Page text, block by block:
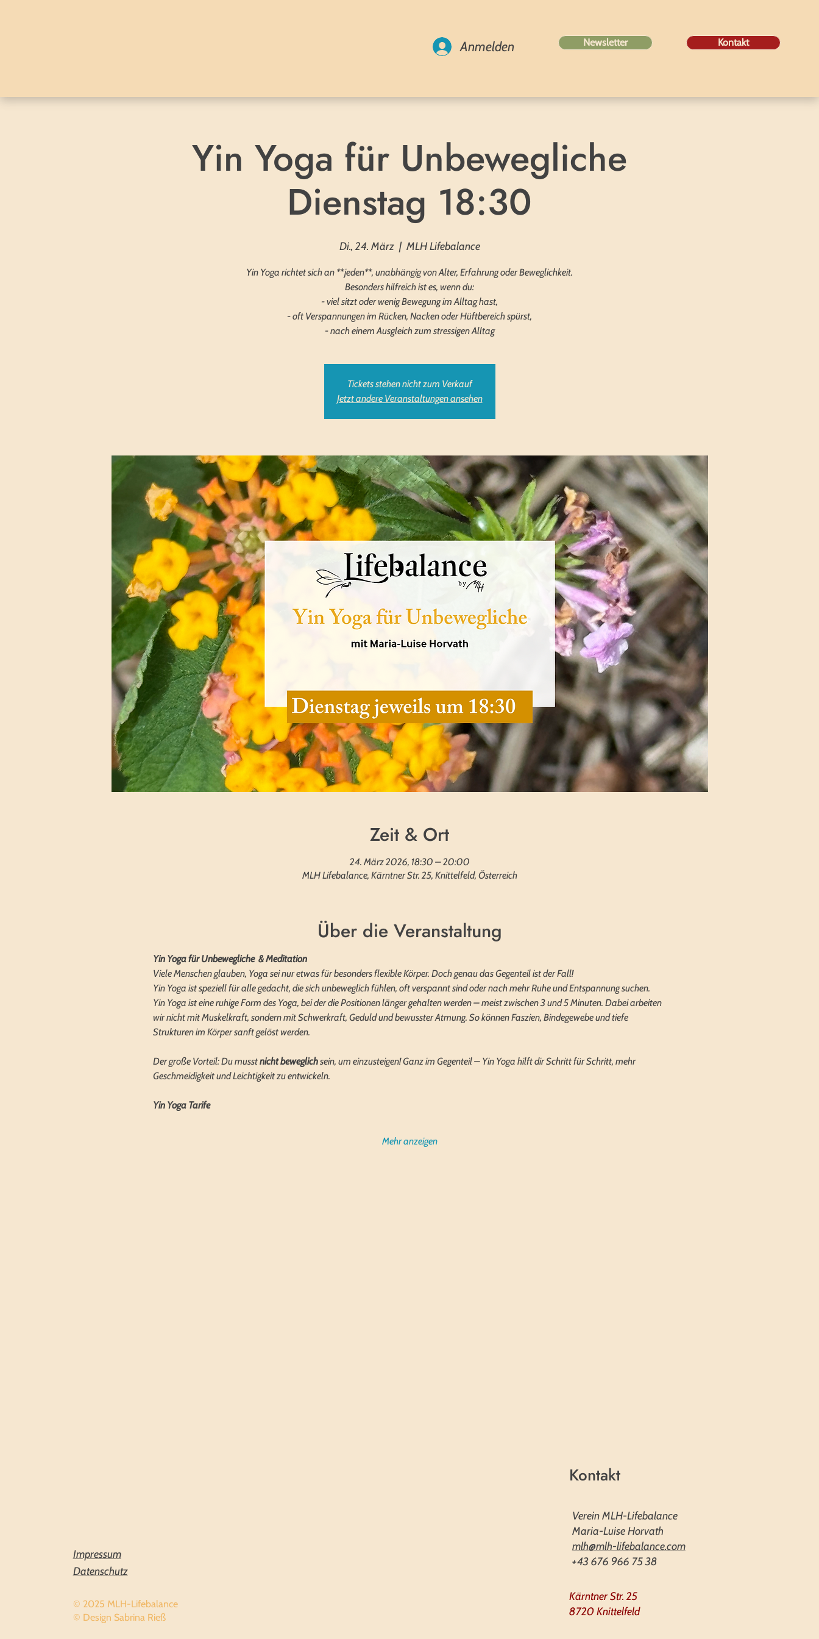
Anmelden Newsletter Kontakt
Yin Yoga für Unbewegliche
Dienstag 18:30
Di., 24. März
  |
MLH Lifebalance
Yin Yoga richtet sich an **jeden**, unabhängig von Alter, Erfahrung oder Beweglichkeit.
Besonders hilfreich ist es, wenn du:
- viel sitzt oder wenig Bewegung im Alltag hast,
- oft Verspannungen im Rücken, Nacken oder Hüftbereich spürst,
- nach einem Ausgleich zum stressigen Alltag
Tickets stehen nicht zum Verkauf
Jetzt andere Veranstaltungen ansehen
Zeit & Ort
24. März 2026, 18:30 – 20:00
MLH Lifebalance, Kärntner Str. 25, Knittelfeld, Österreich
Über die Veranstaltung
Yin Yoga für Unbewegliche  & Meditation
Viele Menschen glauben, Yoga sei nur etwas für besonders flexible Körper. Doch genau das Gegenteil ist der Fall!
Yin Yoga ist speziell für alle gedacht, die sich unbeweglich fühlen, oft verspannt sind oder nach mehr Ruhe und Entspannung suchen.
Yin Yoga ist eine ruhige Form des Yoga, bei der die Positionen länger gehalten werden – meist zwischen 3 und 5 Minuten. Dabei arbeiten
wir nicht mit Muskelkraft, sondern mit Schwerkraft, Geduld und bewusster Atmung. So können Faszien, Bindegewebe und tiefe
Strukturen im Körper sanft gelöst werden.
Der große Vorteil: Du musst nicht beweglich sein, um einzusteigen! Ganz im Gegenteil – Yin Yoga hilft dir Schritt für Schritt, mehr
Geschmeidigkeit und Leichtigkeit zu entwickeln.
Yin Yoga Tarife
Mehr anzeigen
Impressum
Datenschutz
© 2025 MLH-Lifebalance
© Design Sabrina Rieß
Kontakt
Verein MLH-Lifebalance
Maria-Luise Horvath
mlh@mlh-lifebalance.com
+43 676 966 75 38
Kärntner Str. 25
8720 Knittelfeld